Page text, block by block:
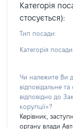
Категорія
стосується):
Тип посади:
Категорія посади:
Чи належите Ви
відповідальне
відповідно до
корупції»?
Керівник,
органу влади